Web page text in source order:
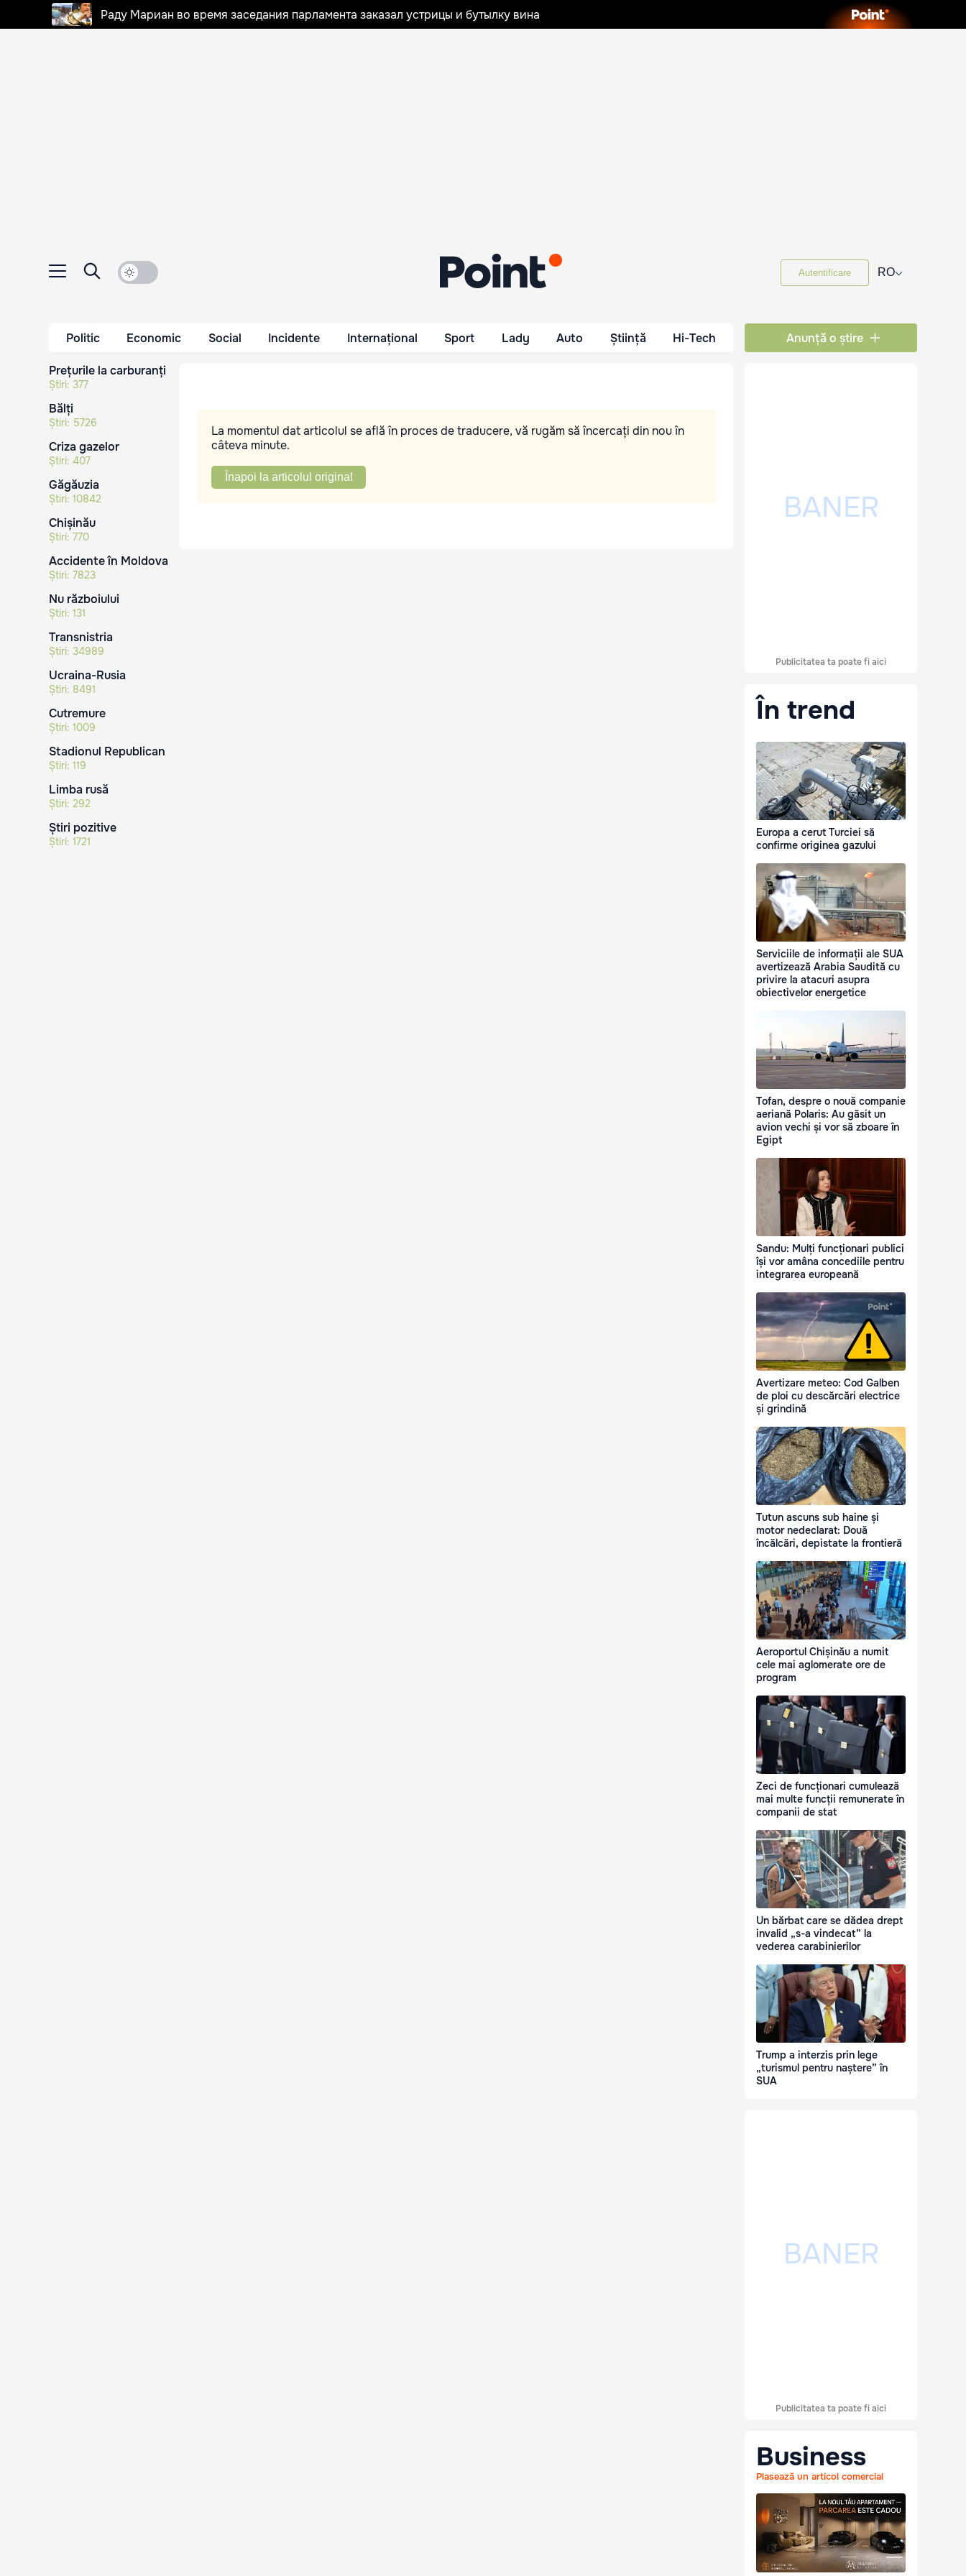
Раду Мариан во время заседания парламента заказал устрицы и бутылку вина
Autentificare RO⌵
Politic Economic Social Incidente Internațional Sport Lady Auto Știință Hi-Tech Anunță o știre
Prețurile la carburanți
Știri: 377
Bălți
Știri: 5726
Criza gazelor
Știri: 407
Găgăuzia
Știri: 10842
Chișinău
Știri: 770
Accidente în Moldova
Știri: 7823
Nu războiului
Știri: 131
Transnistria
Știri: 34989
Ucraina-Rusia
Știri: 8491
Cutremure
Știri: 1009
Stadionul Republican
Știri: 119
Limba rusă
Știri: 292
Știri pozitive
Știri: 1721
La momentul dat articolul se află în proces de traducere, vă rugăm să încercați din nou în
câteva minute.
Înapoi la articolul original
Publicitatea ta poate fi aici
În trend
Europa a cerut Turciei să
confirme originea gazului
Serviciile de informații ale SUA
avertizează Arabia Saudită cu
privire la atacuri asupra
obiectivelor energetice
Tofan, despre o nouă companie
aeriană Polaris: Au găsit un
avion vechi și vor să zboare în
Egipt
Sandu: Mulți funcționari publici
își vor amâna concediile pentru
integrarea europeană
Avertizare meteo: Cod Galben
de ploi cu descărcări electrice
și grindină
Tutun ascuns sub haine și
motor nedeclarat: Două
încălcări, depistate la frontieră
Aeroportul Chișinău a numit
cele mai aglomerate ore de
program
Zeci de funcționari cumulează
mai multe funcții remunerate în
companii de stat
Un bărbat care se dădea drept
invalid „s-a vindecat” la
vederea carabinierilor
Trump a interzis prin lege
„turismul pentru naștere” în
SUA
Publicitatea ta poate fi aici
Business
Plasează un articol comercial